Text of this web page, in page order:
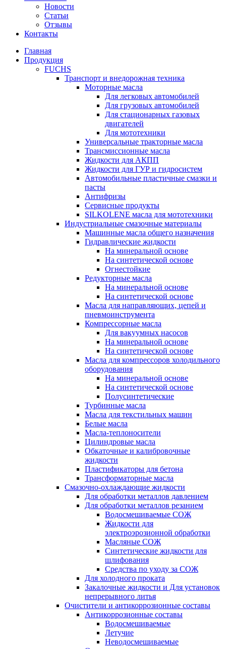
Новости
Статьи
Отзывы
Контакты
Главная
Продукция
FUCHS
Транспорт и внедорожная техника
Моторные масла
Для легковых автомобилей
Для грузовых автомобилей
Для стационарных газовых
двигателей
Для мототехники
Универсальные тракторные масла
Трансмиссионные масла
Жидкости для АКПП
Жидкости для ГУР и гидросистем
Автомобильные пластичные смазки и
пасты
Антифризы
Сервисные продукты
SILKOLENE масла для мототехники
Индустриальные смазочные материалы
Машинные масла общего назначения
Гидравлические жидкости
На минеральной основе
На синтетической основе
Огнестойкие
Редукторные масла
На минеральной основе
На синтетической основе
Масла для направляющих, цепей и
пневмоинструмента
Компрессорные масла
Для вакуумных насосов
На минеральной основе
На синтетической основе
Масла для компрессоров холодильного
оборудования
На минеральной основе
На синтетической основе
Полусинтетические
Турбинные масла
Масла для текстильных машин
Белые масла
Масла-теплоносители
Цилиндровые масла
Обкаточные и калибровочные
жидкости
Пластификаторы для бетона
Трансформаторные масла
Смазочно-охлаждающие жидкости
Для обработки металлов давлением
Для обработки металлов резанием
Водосмешиваемые СОЖ
Жидкости для
электроэрозионной обработки
Масляные СОЖ
Синтетические жидкости для
шлифования
Средства по уходу за СОЖ
Для холодного проката
Закалочные жидкости и Для установок
непрерывного литья
Очистители и антикоррозионные составы
Антикоррозионные составы
Водосмешиваемые
Летучие
Неводосмешиваемые